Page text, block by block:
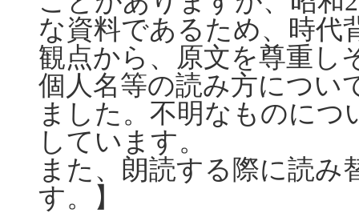
な資料であるため、時代
観点から、原文を尊重し
個人名等の読み方につい
ました。不明なものにつ
しています。
また、朗読する際に読
す。】